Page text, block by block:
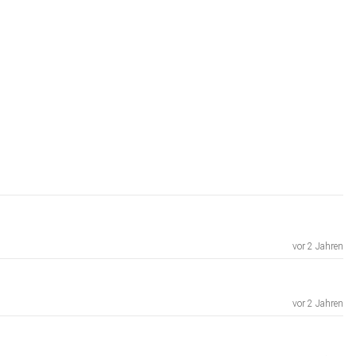
vor 2 Jahren
vor 2 Jahren